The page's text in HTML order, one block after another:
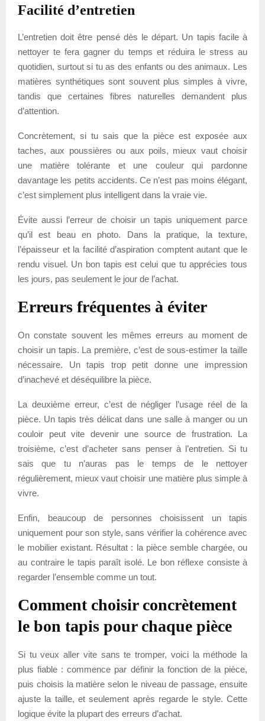
Facilité d’entretien
L’entretien doit être pensé dès le départ. Un tapis facile à
nettoyer te fera gagner du temps et réduira le stress au
quotidien, surtout si tu as des enfants ou des animaux. Les
matières synthétiques sont souvent plus simples à vivre,
tandis que certaines fibres naturelles demandent plus
d’attention.
Concrètement, si tu sais que la pièce est exposée aux
taches, aux poussières ou aux poils, mieux vaut choisir
une matière tolérante et une couleur qui pardonne
davantage les petits accidents. Ce n’est pas moins élégant,
c’est simplement plus intelligent dans la vraie vie.
Évite aussi l’erreur de choisir un tapis uniquement parce
qu’il est beau en photo. Dans la pratique, la texture,
l’épaisseur et la facilité d’aspiration comptent autant que le
rendu visuel. Un bon tapis est celui que tu apprécies tous
les jours, pas seulement le jour de l’achat.
Erreurs fréquentes à éviter
On constate souvent les mêmes erreurs au moment de
choisir un tapis. La première, c’est de sous-estimer la taille
nécessaire. Un tapis trop petit donne une impression
d’inachevé et déséquilibre la pièce.
La deuxième erreur, c’est de négliger l’usage réel de la
pièce. Un tapis très délicat dans une salle à manger ou un
couloir peut vite devenir une source de frustration. La
troisième, c’est d’acheter sans penser à l’entretien. Si tu
sais que tu n’auras pas le temps de le nettoyer
régulièrement, mieux vaut choisir une matière plus simple à
vivre.
Enfin, beaucoup de personnes choisissent un tapis
uniquement pour son style, sans vérifier la cohérence avec
le mobilier existant. Résultat : la pièce semble chargée, ou
au contraire le tapis paraît isolé. Le bon réflexe consiste à
regarder l’ensemble comme un tout.
Comment choisir concrètement
le bon tapis pour chaque pièce
Si tu veux aller vite sans te tromper, voici la méthode la
plus fiable : commence par définir la fonction de la pièce,
puis choisis la matière selon le niveau de passage, ensuite
ajuste la taille, et seulement après regarde le style. Cette
logique évite la plupart des erreurs d’achat.